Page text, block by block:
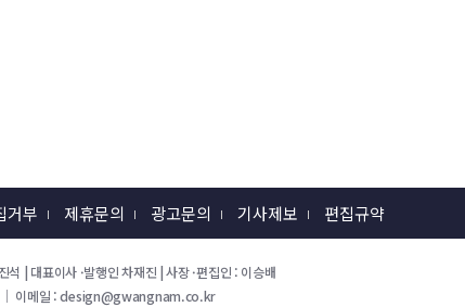
거부 제휴문의 광고문의 기사제보 편집규약
| 대표이사 ·발행인 차재진 | 사장 ·편집인 : 이승배
｜ 이메일 : design@gwangnam.co.kr